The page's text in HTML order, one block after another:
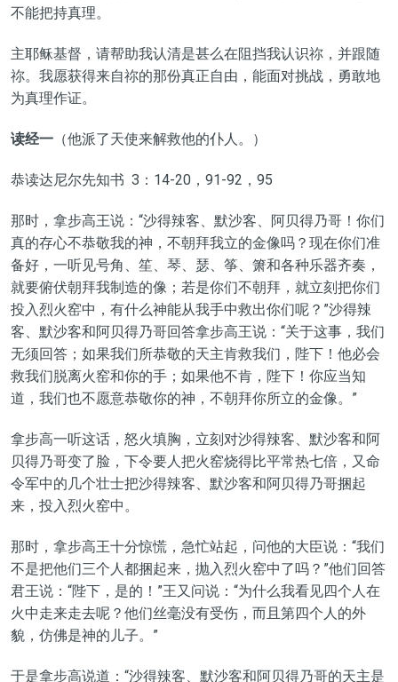
不能把持真理。
主耶稣基督，请帮助我认清是甚么在阻挡我认识祢，并跟随
祢。我愿获得来自祢的那份真正自由，能面对挑战，勇敢地
为真理作证。
读经一（他派了天使来解救他的仆人。）
恭读达尼尔先知书 3：14-20，91-92，95
那时，拿步高王说：“沙得辣客、默沙客、阿贝得乃哥！你们
真的存心不恭敬我的神，不朝拜我立的金像吗？现在你们准
备好，一听见号角、笙、琴、瑟、筝、箫和各种乐器齐奏，
就要俯伏朝拜我制造的像；若是你们不朝拜，就立刻把你们
投入烈火窑中，有什么神能从我手中救出你们呢？”沙得辣
客、默沙客和阿贝得乃哥回答拿步高王说：“关于这事，我们
无须回答；如果我们所恭敬的天主肯救我们，陛下！他必会
救我们脱离火窑和你的手；如果他不肯，陛下！你应当知
道，我们也不愿意恭敬你的神，不朝拜你所立的金像。”
拿步高一听这话，怒火填胸，立刻对沙得辣客、默沙客和阿
贝得乃哥变了脸，下令要人把火窑烧得比平常热七倍，又命
令军中的几个壮士把沙得辣客、默沙客和阿贝得乃哥捆起
来，投入烈火窑中。
那时，拿步高王十分惊慌，急忙站起，问他的大臣说：“我们
不是把他们三个人都捆起来，抛入烈火窑中了吗？”他们回答
君王说：“陛下，是的！”王又问说：“为什么我看见四个人在
火中走来走去呢？他们丝毫没有受伤，而且第四个人的外
貌，仿佛是神的儿子。”
于是拿步高说道：“沙得辣客、默沙客和阿贝得乃哥的天主是